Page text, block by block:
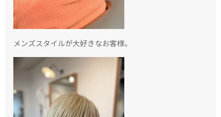
メンズスタイルが大好きなお客様。